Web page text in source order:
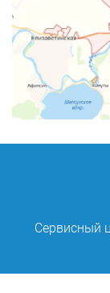
Сервисный